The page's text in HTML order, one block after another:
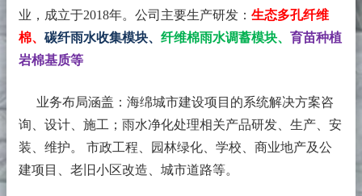
业，成立于2018年。 公司主要生产研发： 生态多孔纤维
棉、 碳纤雨水收集模块、 纤维棉雨水调蓄模块、 育苗种植
岩棉基质等
业务布局涵盖：海绵城市建设项目的系统解决方案咨
询、设计、施工；雨水净化处理相关产品研发、生产、安
装、维护。 市政工程、园林绿化、学校、商业地产及公
建项目、老旧小区改造、城市道路等。